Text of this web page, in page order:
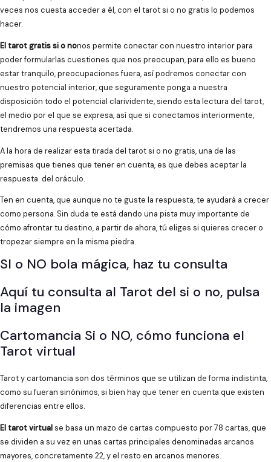
veces nos cuesta acceder a él, con el tarot si o no gratis lo podemos
hacer.
El tarot gratis si o nonos permite conectar con nuestro interior para
poder formularlas cuestiones que nos preocupan, para ello es bueno
estar tranquilo, preocupaciones fuera, así podremos conectar con
nuestro potencial interior, que seguramente ponga a nuestra
disposición todo el potencial clarividente, siendo esta lectura del tarot,
el medio por el que se expresa, así que si conectamos interiormente,
tendremos una respuesta acertada.
A la hora de realizar esta tirada del tarot si o no gratis, una de las
premisas que tienes que tener en cuenta, es que debes aceptar la
respuesta del oráculo.
Ten en cuenta, que aunque no te guste la respuesta, te ayudará a crecer
como persona. Sin duda te está dando una pista muy importante de
cómo afrontar tu destino, a partir de ahora, tú eliges si quieres crecer o
tropezar siempre en la misma piedra.
SI o NO bola mágica, haz tu consulta
Aquí tu consulta al Tarot del si o no, pulsa
la imagen
Cartomancia Si o NO, cómo funciona el
Tarot virtual
Tarot y cartomancia son dos términos que se utilizan de forma indistinta,
como su fueran sinónimos, si bien hay que tener en cuenta que existen
diferencias entre ellos.
El tarot virtualse basa un mazo de cartas compuesto por 78 cartas, que
se dividen a su vez en unas cartas principales denominadas arcanos
mayores, concretamente 22, y el resto en arcanos menores.